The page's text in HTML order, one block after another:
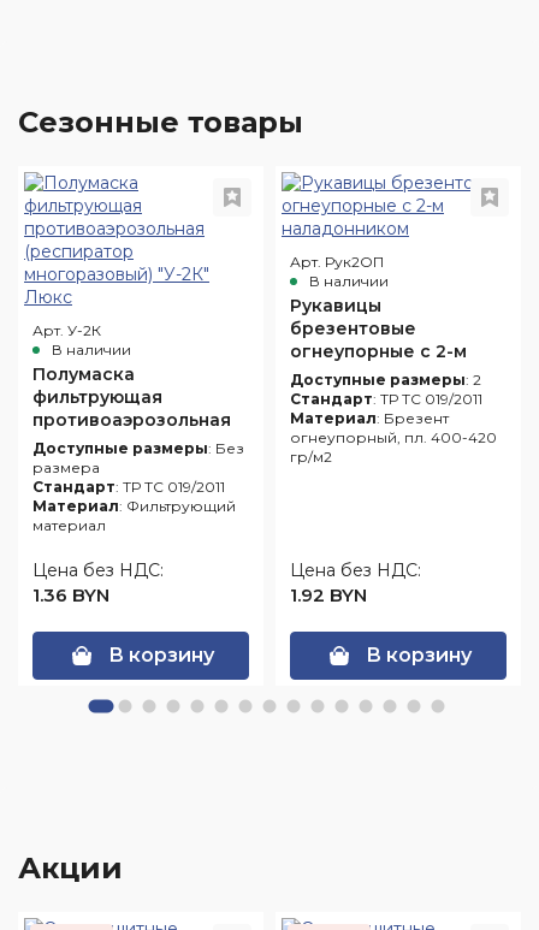
Сезонные товары
Арт. У-2К
В наличии
Полумаска
фильтрующая
противоаэрозольная
(респиратор
многоразовый) "У-2К"
Люкс
Доступные размеры: Без
размера
Стандарт: ТР ТС 019/2011
Материал: Фильтрующий
материал
Цена без НДС:
1.36 BYN
В корзину
Арт. Рук2ОП
В наличии
Рукавицы
брезентовые
огнеупорные с 2-м
наладонником
Доступные размеры: 2
Стандарт: ТР ТС 019/2011
Материал: Брезент
огнеупорный, пл. 400-420
гр/м2
Цена без НДС:
1.92 BYN
В корзину
Акции